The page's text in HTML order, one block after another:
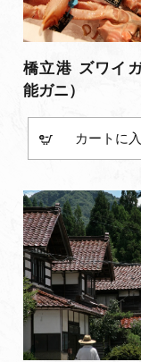
橋立港 ズワイ
能ガニ）
カート